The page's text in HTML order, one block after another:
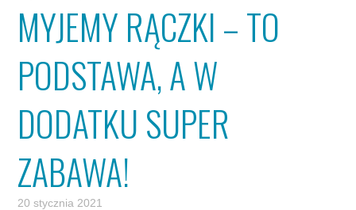
MYJEMY RĄCZKI – TO
PODSTAWA, A W
DODATKU SUPER
ZABAWA!
20 stycznia 2021